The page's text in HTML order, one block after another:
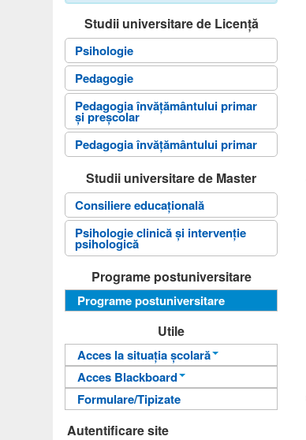
Studii universitare de Licență
Psihologie
Pedagogie
Pedagogia învăţământului primar
și preșcolar
Pedagogia învăţământului primar
Studii universitare de Master
Consiliere educațională
Psihologie clinică și intervenție
psihologică
Programe postuniversitare
Programe postuniversitare
Utile
Acces la situația școlară
Informații pentru acces
Autentificare
Acces Blackboard
Informații pentru acces
Autentificare
Formulare/Tipizate
Autentificare site